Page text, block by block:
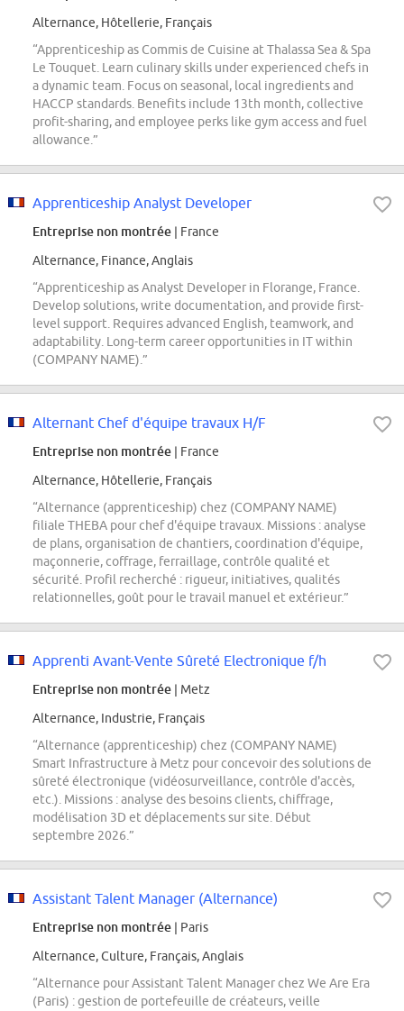
Alternance, Hôtellerie, Français
“Apprenticeship as Commis de Cuisine at Thalassa Sea & Spa
Le Touquet. Learn culinary skills under experienced chefs in
a dynamic team. Focus on seasonal, local ingredients and
HACCP standards. Benefits include 13th month, collective
profit-sharing, and employee perks like gym access and fuel
allowance.”
Apprenticeship Analyst Developer
Entreprise non montrée | France
Alternance, Finance, Anglais
“Apprenticeship as Analyst Developer in Florange, France.
Develop solutions, write documentation, and provide first-
level support. Requires advanced English, teamwork, and
adaptability. Long-term career opportunities in IT within
(COMPANY NAME).”
Alternant Chef d'équipe travaux H/F
Entreprise non montrée | France
Alternance, Hôtellerie, Français
“Alternance (apprenticeship) chez (COMPANY NAME)
filiale THEBA pour chef d'équipe travaux. Missions : analyse
de plans, organisation de chantiers, coordination d'équipe,
maçonnerie, coffrage, ferraillage, contrôle qualité et
sécurité. Profil recherché : rigueur, initiatives, qualités
relationnelles, goût pour le travail manuel et extérieur.”
Apprenti Avant-Vente Sûreté Electronique f/h
Entreprise non montrée | Metz
Alternance, Industrie, Français
“Alternance (apprenticeship) chez (COMPANY NAME)
Smart Infrastructure à Metz pour concevoir des solutions de
sûreté électronique (vidéosurveillance, contrôle d'accès,
etc.). Missions : analyse des besoins clients, chiffrage,
modélisation 3D et déplacements sur site. Début
septembre 2026.”
Assistant Talent Manager (Alternance)
Entreprise non montrée | Paris
Alternance, Culture, Français, Anglais
“Alternance pour Assistant Talent Manager chez We Are Era
(Paris) : gestion de portefeuille de créateurs, veille